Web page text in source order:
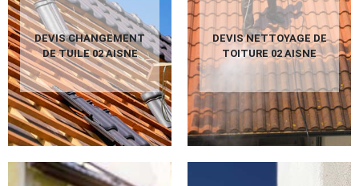
DEVIS CHANGEMENT
DE TUILE 02 AISNE
DEVIS NETTOYAGE DE
TOITURE 02 AISNE